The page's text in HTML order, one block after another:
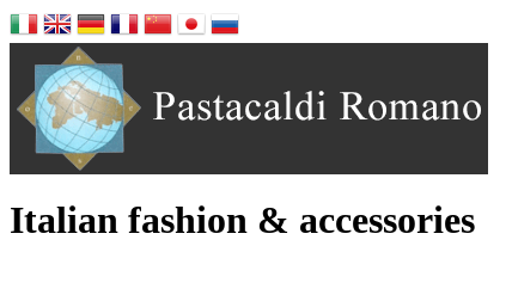
Italian fashion & accessories